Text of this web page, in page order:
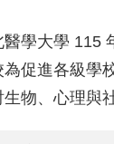
學大學 115
促進各級學
物、心理與